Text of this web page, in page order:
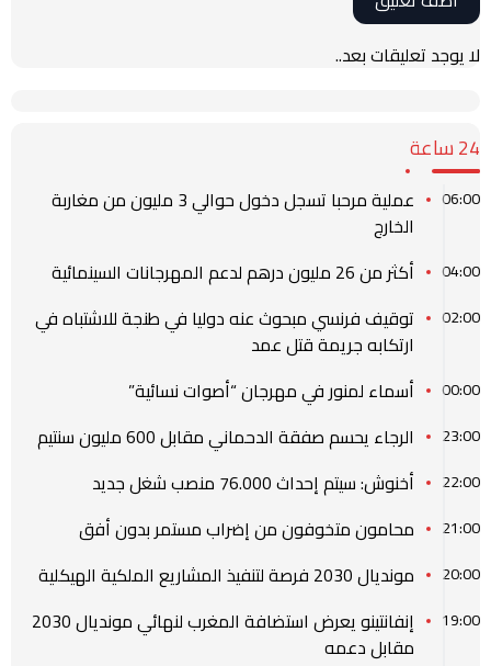
لا يوجد تعليقات بعد..
24 ساعة
06:00
عملية مرحبا تسجل دخول حوالي 3 مليون من مغاربة
الخارج
04:00 أكثر من 26 مليون درهم لدعم المهرجانات السينمائية
02:00
توقيف فرنسي مبحوث عنه دوليا في طنجة للاشتباه في
ارتكابه جريمة قتل عمد
00:00 أسماء لمنور في مهرجان “أصوات نسائية”
23:00 الرجاء يحسم صفقة الدحماني مقابل 600 مليون سنتيم
22:00 أخنوش: سيتم إحداث 76.000 منصب شغل جديد
21:00 محامون متخوفون من إضراب مستمر بدون أفق
20:00 مونديال 2030 فرصة لتنفيذ المشاريع الملكية الهيكلية
19:00
إنفانتينو يعرض استضافة المغرب لنهائي مونديال 2030
مقابل دعمه